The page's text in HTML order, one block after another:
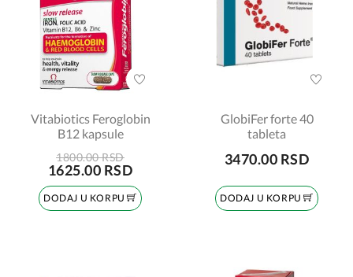
Vitabiotics Feroglobin
B12 kapsule
1800.00 RSD
1625.00 RSD
DODAJ U KORPU
GlobiFer forte 40
tableta
3470.00 RSD
DODAJ U KORPU